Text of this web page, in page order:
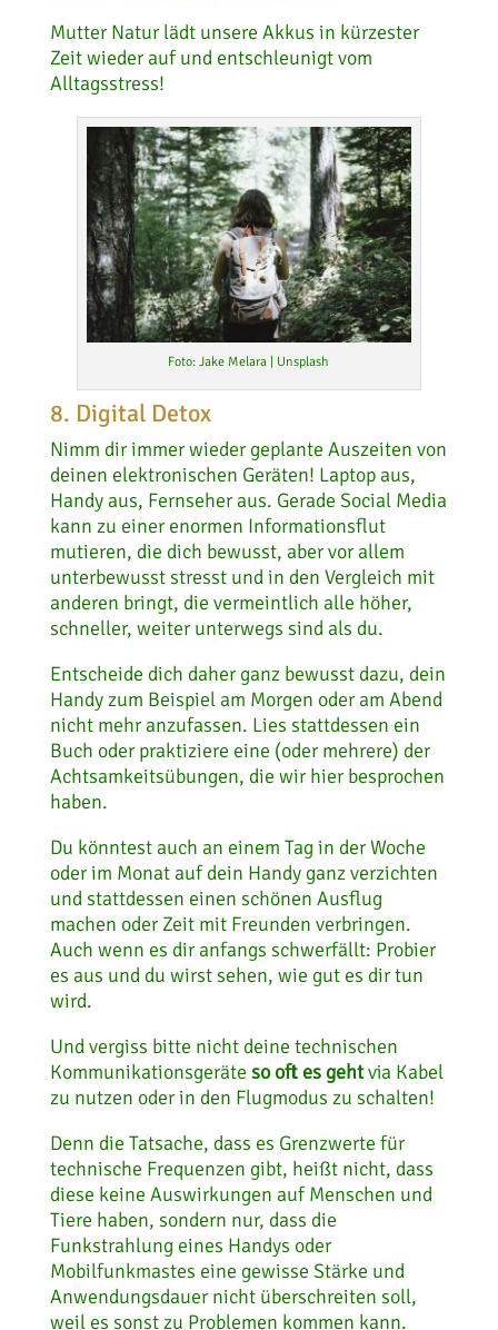
Mutter Natur lädt unsere Akkus in kürzester
Zeit wieder auf und entschleunigt vom
Alltagsstress!
Foto: Jake Melara | Unsplash
8. Digital Detox
Nimm dir immer wieder geplante Auszeiten von
deinen elektronischen Geräten! Laptop aus,
Handy aus, Fernseher aus. Gerade Social Media
kann zu einer enormen Informationsflut
mutieren, die dich bewusst, aber vor allem
unterbewusst stresst und in den Vergleich mit
anderen bringt, die vermeintlich alle höher,
schneller, weiter unterwegs sind als du.
Entscheide dich daher ganz bewusst dazu, dein
Handy zum Beispiel am Morgen oder am Abend
nicht mehr anzufassen. Lies stattdessen ein
Buch oder praktiziere eine (oder mehrere) der
Achtsamkeitsübungen, die wir hier besprochen
haben.
Du könntest auch an einem Tag in der Woche
oder im Monat auf dein Handy ganz verzichten
und stattdessen einen schönen Ausflug
machen oder Zeit mit Freunden verbringen.
Auch wenn es dir anfangs schwerfällt: Probier
es aus und du wirst sehen, wie gut es dir tun
wird.
Und vergiss bitte nicht deine technischen
Kommunikationsgeräte so oft es gehtvia Kabel
zu nutzen oder in den Flugmodus zu schalten!
Denn die Tatsache, dass es Grenzwerte für
technische Frequenzen gibt, heißt nicht, dass
diese keine Auswirkungen auf Menschen und
Tiere haben, sondern nur, dass die
Funkstrahlung eines Handys oder
Mobilfunkmastes eine gewisse Stärke und
Anwendungsdauer nicht überschreiten soll,
weil es sonst zu Problemen kommen kann.